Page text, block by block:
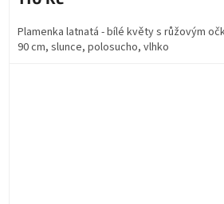
Plamenka latnatá - bílé květy s růžovým
90 cm, slunce, polosucho, vlhko